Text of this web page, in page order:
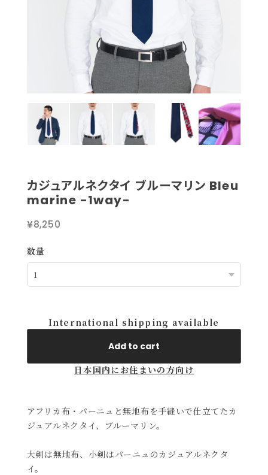
カジュアルネクタイ ブルーマリン Bleu
marine -1way-
¥8,250
数量
International shipping available
Add to cart
日本国内にお住まいの方向け
アフリカ布・パーニュと無地布を手縫いで仕立てたカ
ジュアルネクタイ、ブルーマリン。
大剣は無地布、小剣はパーニュのカジュアルネクタ
イ。